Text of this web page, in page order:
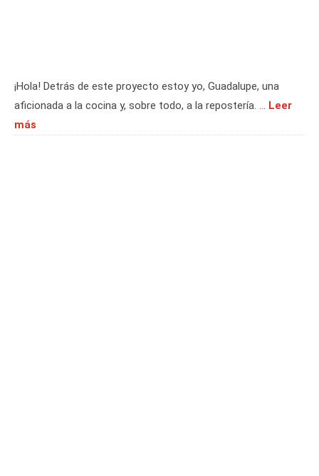
¡Hola! Detrás de este proyecto estoy yo, Guadalupe, una
aficionada a la cocina y, sobre todo, a la repostería. … Leer
más